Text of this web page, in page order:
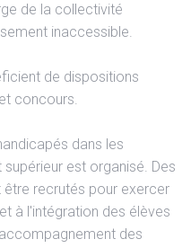
de la collectivité
inaccessible.
de dispositions
concours.
dans les
est organisé. Des
recrutés pour exercer
à l'intégration des élèves
des